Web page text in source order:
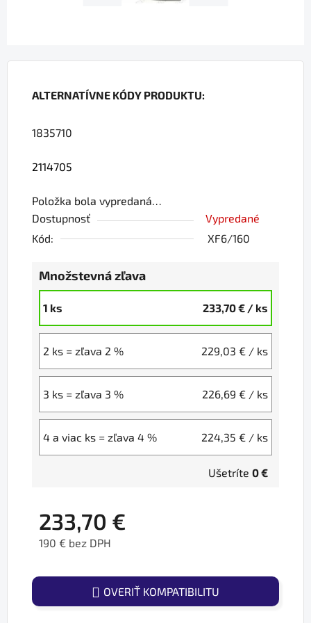
ALTERNATÍVNE KÓDY PRODUKTU:
1835710
2114705
Položka bola vypredaná…
Dostupnosť
Vypredané
Kód:
XF6/160
Množstevná zľava
1 ks 233,70 € / ks
2 ks = zľava 2 % 229,03 € / ks
3 ks = zľava 3 % 226,69 € / ks
4 a viac ks = zľava 4 % 224,35 € / ks
Ušetríte 0 €
233,70 €
190 € bez DPH
OVERIŤ KOMPATIBILITU